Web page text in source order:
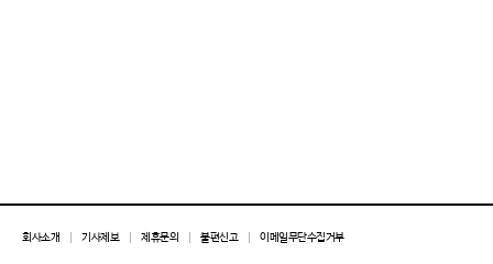
회사소개 기사제보 제휴문의 불편신고 이메일무단수집거부